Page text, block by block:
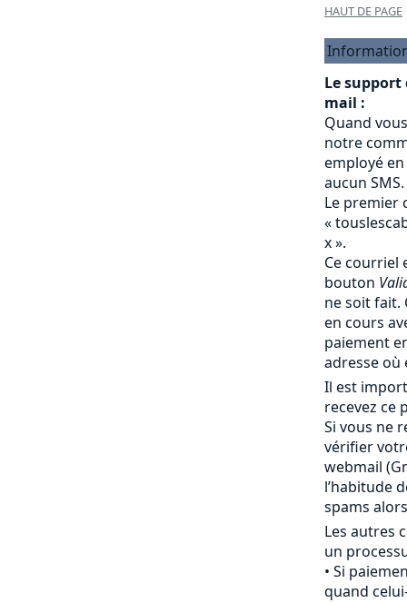
HAUT DE PAGE
Le
mail :
Quand
notre
employé en
aucun SMS.
Le premier
«
x ».
Ce courriel
bouton
ne soit fait.
en cours
paiement
adresse où
Il est
recevez ce
Si vous ne
vérifier
webmail
l’habitude
spams
Les autres
un
Si
quand